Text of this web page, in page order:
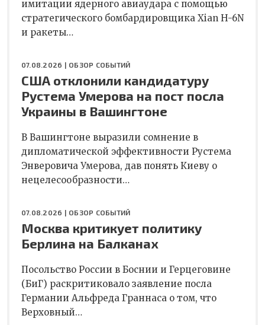
имитации ядерного авиаудара с помощью
стратегического бомбардировщика Xian H-6N
и ракеты…
07.08.2026 | ОБЗОР СОБЫТИЙ
США отклонили кандидатуру
Рустема Умерова на пост посла
Украины в Вашингтоне
В Вашингтоне выразили сомнение в
дипломатической эффективности Рустема
Энверовича Умерова, дав понять Киеву о
нецелесообразности…
07.08.2026 | ОБЗОР СОБЫТИЙ
Москва критикует политику
Берлина на Балканах
Посольство России в Боснии и Герцеговине
(БиГ) раскритиковало заявление посла
Германии Альфреда Граннаса о том, что
Верховный…